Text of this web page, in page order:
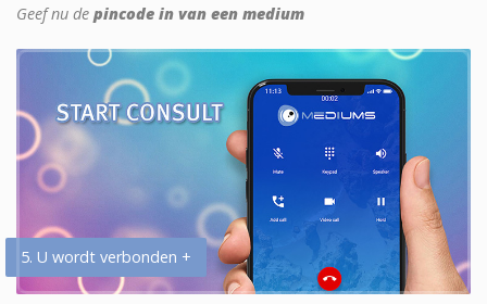
Geef nu de pincode in van een medium
5. U wordt verbonden +